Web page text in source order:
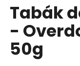
produktu
z
5
hvězdiček.
Tabák
-
50g
D
o
p
o